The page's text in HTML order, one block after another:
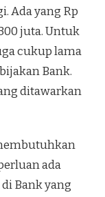
Ada yang Rp
juta. Untuk
cukup lama
Bank.
ditawarkan
ada
Bank yang